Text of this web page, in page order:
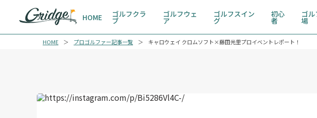
HOME ゴルフクラ
ブ
ゴルフウェ
ア
ゴルフスイン
グ
初心
者
ゴ
場
HOME プロゴルファー記事一覧 キャロウェイ クロムソフト×藤田光里プロイベントレポート！